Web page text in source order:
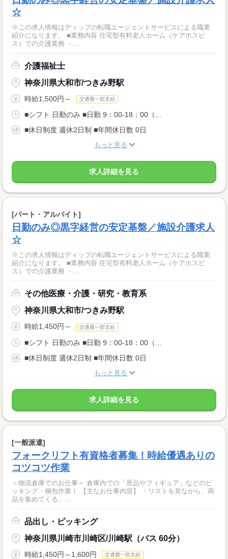
☆
※この求人情報はディップの転職エージェントサービスによる職業
紹介になります。 ■業務内容 住宅型有料老人ホーム（ケアホスピ
ス）での介護業務 ・...
介護福祉士
神奈川県大和市/つきみ野駅
時給1,500円～ 交通費一部支給
■シフト 日勤のみ ■日勤 9：00-18：00（...
■休日制度 週休2日制 ■年間休日数 0日
もっと見る
求人詳細を見る
[パート・アルバイト]
日勤のみ◎黒字経営の安定基盤／施設介護求人
☆
※この求人情報はディップの転職エージェントサービスによる職業
紹介になります。 ■業務内容 住宅型有料老人ホーム（ケアホスピ
ス）での介護業務 ・...
その他医療・介護・研究・教育系
神奈川県大和市/つきみ野駅
時給1,450円～ 交通費一部支給
■シフト 日勤のみ ■日勤 9：00-18：00（...
■休日制度 週休2日制 ■年間休日数 0日
もっと見る
求人詳細を見る
[一般派遣]
フォークリフト有資格者募集！時給優遇ありの
コツコツ作業
＜物流倉庫でのお仕事＞ 倉庫内での「景品やフィギュア」などのピ
ッキング・梱包作業！ 【主なお仕事内容】 ・リストを見ながら、商
品を集めてくる。...
品出し・ピッキング
神奈川県川崎市川崎区/川崎駅（バス 60分）
時給1,450円～1,600円 交通費一部支給